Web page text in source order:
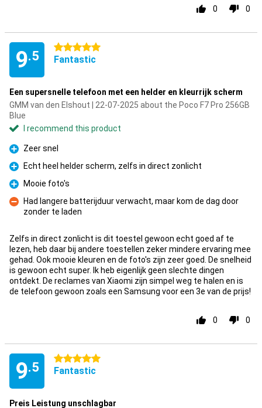
0 0
9.5
5 stars
Fantastic
Een supersnelle telefoon met een helder en kleurrijk scherm
GMM van den Elshout | 22-07-2025 about the Poco F7 Pro 256GB
Blue
I recommend this product
Pro
Zeer snel
Pro
Echt heel helder scherm, zelfs in direct zonlicht
Pro
Mooie foto's
Had langere batterijduur verwacht, maar kom de dag door
zonder te laden
Zelfs in direct zonlicht is dit toestel gewoon echt goed af te
lezen, heb daar bij andere toestellen zeker mindere ervaring mee
gehad. Ook mooie kleuren en de foto's zijn zeer goed. De snelheid
is gewoon echt super. Ik heb eigenlijk geen slechte dingen
ontdekt. De reclames van Xiaomi zijn simpel weg te halen en is
de telefoon gewoon zoals een Samsung voor een 3e van de prijs!
0 0
9.5
5 stars
Fantastic
Preis Leistung unschlagbar